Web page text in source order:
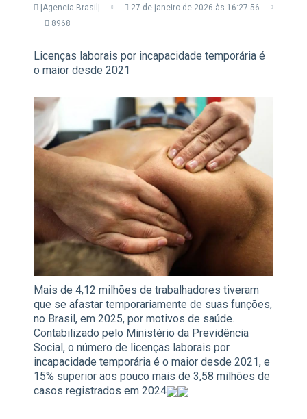
|Agencia Brasil|
27 de janeiro de 2026 às 16:27:56
8968
Licenças laborais por incapacidade temporária é
o maior desde 2021
Mais de 4,12 milhões de trabalhadores tiveram
que se afastar temporariamente de suas funções,
no Brasil, em 2025, por motivos de saúde.
Contabilizado pelo Ministério da Previdência
Social, o número de licenças laborais por
incapacidade temporária é o maior desde 2021, e
15% superior aos pouco mais de 3,58 milhões de
casos registrados em 2024